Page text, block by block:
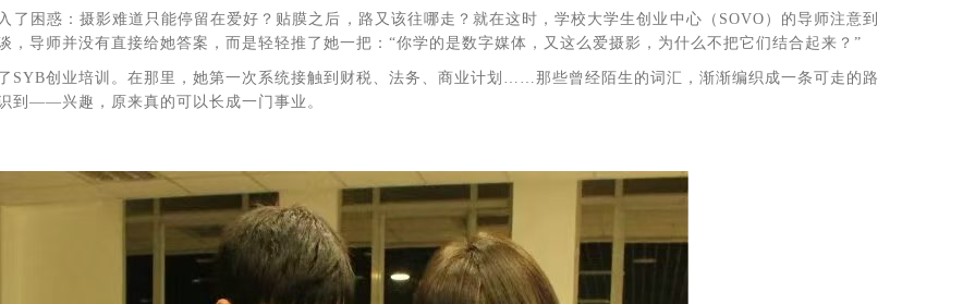
了困惑：摄影难道只能停留在爱好？贴膜之后，路又该往哪走？就在这时，学校大学生创业中心（SOVO）的导师注意到
，导师并没有直接给她答案，而是轻轻推了她一把：“你学的是数字媒体，又这么爱摄影，为什么不把它们结合起来？”
SYB创业培训。在那里，她第一次系统接触到财税、法务、商业计划……那些曾经陌生的词汇，渐渐编织成一条可走的路
到——兴趣，原来真的可以长成一门事业。